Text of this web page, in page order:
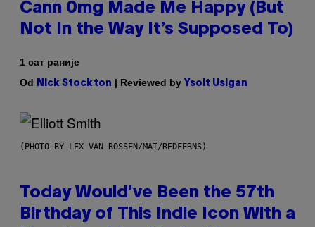
Cann 0mg Made Me Happy (But
Not In the Way It’s Supposed To)
1 сат раније
Od
Nick Stockton | Reviewed by Ysolt Usigan
(PHOTO BY LEX VAN ROSSEN/MAI/REDFERNS)
Today Would’ve Been the 57th
Birthday of This Indie Icon With a